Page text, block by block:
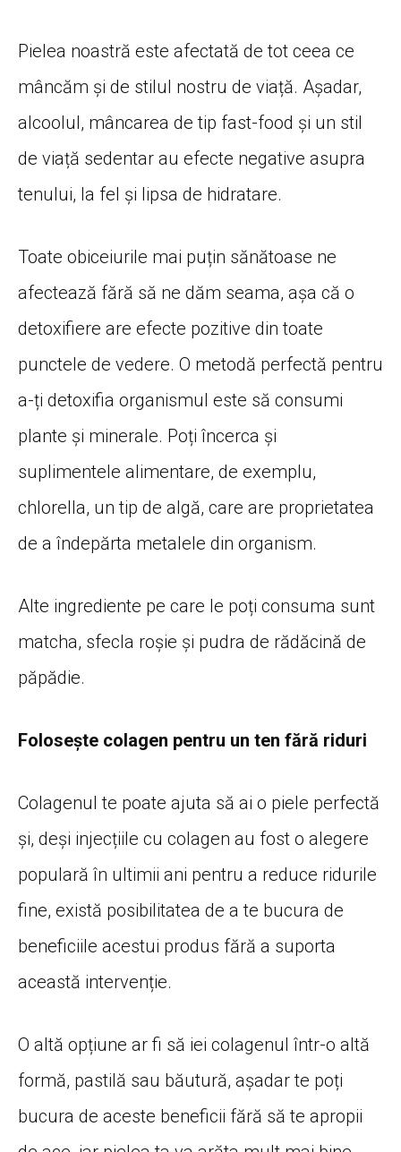
Pielea noastră este afectată de tot ceea ce
mâncăm și de stilul nostru de viață. Așadar,
alcoolul, mâncarea de tip fast-food și un stil
de viață sedentar au efecte negative asupra
tenului, la fel și lipsa de hidratare.
Toate obiceiurile mai puțin sănătoase ne
afectează fără să ne dăm seama, așa că o
detoxifiere are efecte pozitive din toate
punctele de vedere. O metodă perfectă pentru
a-ți detoxifia organismul este să consumi
plante și minerale. Poți încerca și
suplimentele alimentare, de exemplu,
chlorella, un tip de algă, care are proprietatea
de a îndepărta metalele din organism.
Alte ingrediente pe care le poți consuma sunt
matcha, sfecla roșie și pudra de rădăcină de
păpădie.
Folosește colagen pentru un ten fără riduri
Colagenul te poate ajuta să ai o piele perfectă
și, deși injecțiile cu colagen au fost o alegere
populară în ultimii ani pentru a reduce ridurile
fine, există posibilitatea de a te bucura de
beneficiile acestui produs fără a suporta
această intervenție.
O altă opțiune ar fi să iei colagenul într-o altă
formă, pastilă sau băutură, așadar te poți
bucura de aceste beneficii fără să te apropii